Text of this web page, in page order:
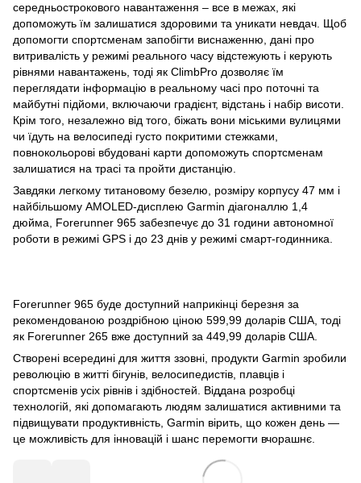
середньострокового навантаження – все в межах, які
допоможуть їм залишатися здоровими та уникати невдач. Щоб
допомогти спортсменам запобігти виснаженню, дані про
витривалість у режимі реального часу відстежують і керують
рівнями навантажень, тоді як ClimbPro дозволяє їм
переглядати інформацію в реальному часі про поточні та
майбутні підйоми, включаючи градієнт, відстань і набір висоти.
Крім того, незалежно від того, біжать вони міськими вулицями
чи їдуть на велосипеді густо покритими стежками,
повнокольорові вбудовані карти допоможуть спортсменам
залишатися на трасі та пройти дистанцію.
Завдяки легкому титановому безелю, розміру корпусу 47 мм і
найбільшому AMOLED-дисплею Garmin діагоналлю 1,4
дюйма, Forerunner 965 забезпечує до 31 години автономної
роботи в режимі GPS і до 23 днів у режимі смарт-годинника.
Forerunner 965 буде доступний наприкінці березня за
рекомендованою роздрібною ціною 599,99 доларів США, тоді
як Forerunner 265 вже доступний за 449,99 доларів США.
Створені всередині для життя ззовні, продукти Garmin зробили
революцію в житті бігунів, велосипедистів, плавців і
спортсменів усіх рівнів і здібностей. Віддана розробці
технологій, які допомагають людям залишатися активними та
підвищувати продуктивність, Garmin вірить, що кожен день —
це можливість для інновацій і шанс перемогти вчорашнє.